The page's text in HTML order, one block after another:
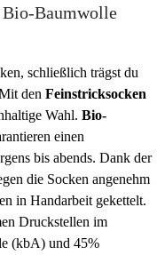
Bio-Baumwolle
schließlich trägst du
den Feinstricksocken
Wahl. Bio-
einen
bis abends. Dank der
die Socken angenehm
in Handarbeit gekettelt.
Druckstellen im
(kbA) und 45%